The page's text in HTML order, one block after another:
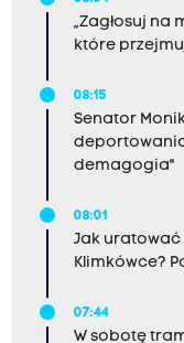
„Zagłosuj na
które
08:15
Senator
demagogia"
08:01
Jak uratować
Klimkówce?
07:44
W sobotę